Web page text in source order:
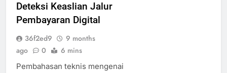
Deteksi Keaslian Jalur
Pembayaran Digital
36f2ed9
9 months
ago
0 6 mins
Pembahasan teknis mengenai